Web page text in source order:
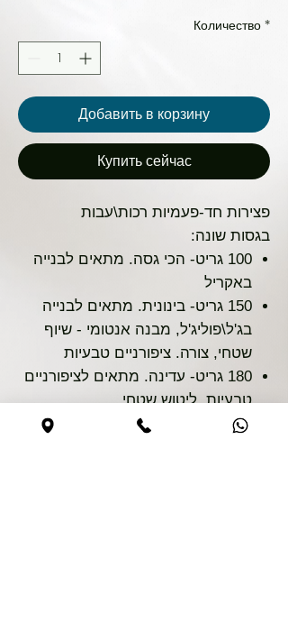
Количество *
Добавить в корзину
Купить сейчас
פצירות חד-פעמיות רכות\עבות
בגסות שונה:
100 גריט- הכי גסה. מתאים לבנייה
באקריל
150 גריט- בינונית. מתאים לבנייה
בג'ל\פוליג'ל, מבנה אנטומי - שיוף
שטחי, צורה. ציפורניים טבעיות
180 גריט- עדינה. מתאים לציפורניים
טבעיות, ליטוש שטחי